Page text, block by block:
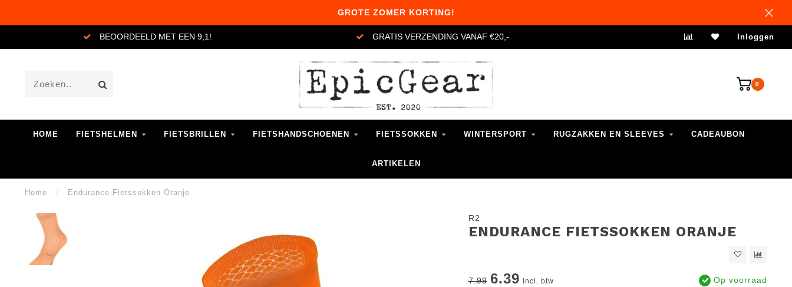
GROTE ZOMER KORTING!
BEOORDEELD MET EEN 9,1! GRATIS VERZENDING VANAF €20,- VERZENDING 1-3 WERKDAGEN
Inloggen
0
HOME FIETSHELMEN FIETSBRILLEN FIETSHANDSCHOENEN FIETSSOKKEN WINTERSPORT RUGZAKKEN EN SLEEVES CADEAUBON
ARTIKELEN
Home / Endurance Fietssokken Oranje
R2
ENDURANCE FIETSSOKKEN ORANJE
7.99 6.39 Incl. btw Op voorraad